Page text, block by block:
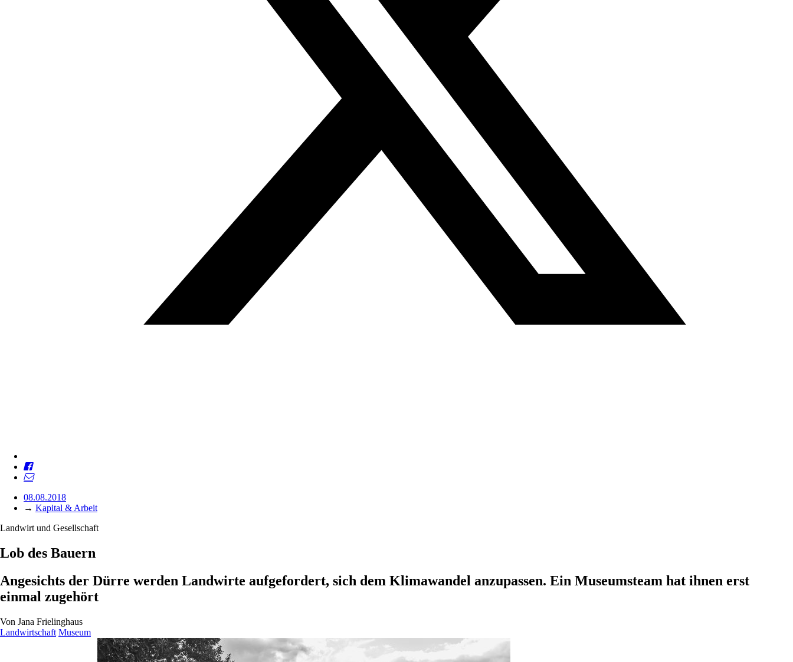
08.08.2018
→ Kapital & Arbeit
Landwirt und Gesellschaft
Lob des Bauern
Angesichts der Dürre werden Landwirte aufgefordert, sich dem Klimawandel anzupassen. Ein Museumsteam hat ihnen erst
einmal zugehört
Von Jana Frielinghaus
Landwirtschaft Museum